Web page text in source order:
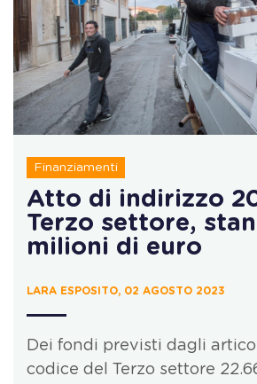
Finanziamenti
Atto di indirizzo
Terzo settore,
milioni di euro
LARA ESPOSITO, 02 AGOSTO 2023
Dei fondi previsti dagli
codice del Terzo settore